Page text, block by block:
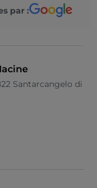
par :
Santarcangelo di